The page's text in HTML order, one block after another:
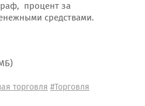
процент за
средствами.
торговля#Торговля